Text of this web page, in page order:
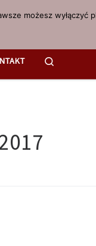
możesz wyłączyć